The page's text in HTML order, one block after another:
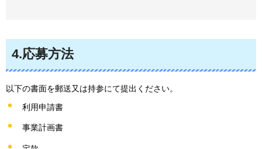
4.応募方法
以下の書面を郵送又は持参にて提出ください。
利用申請書
事業計画書